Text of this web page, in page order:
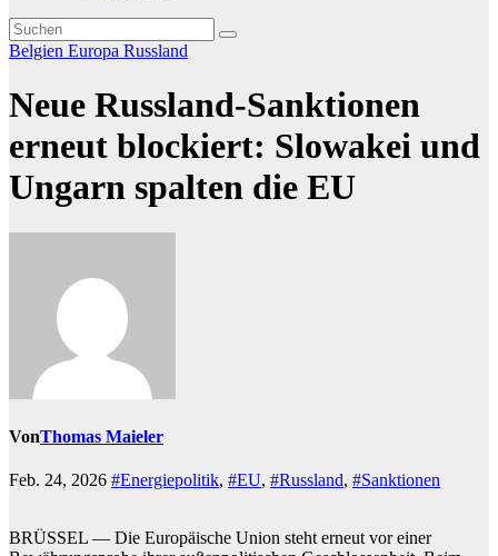
Belgien Europa Russland
Neue Russland-Sanktionen
erneut blockiert: Slowakei und
Ungarn spalten die EU
VonThomas Maieler
Feb. 24, 2026 #Energiepolitik, #EU, #Russland, #Sanktionen
BRÜSSEL — Die Europäische Union steht erneut vor einer